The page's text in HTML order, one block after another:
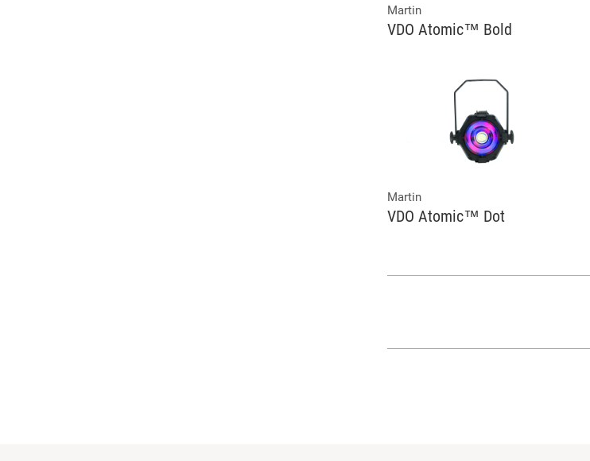
Martin
VDO Atomic™ Bold
Martin
VDO Atomic™ Dot